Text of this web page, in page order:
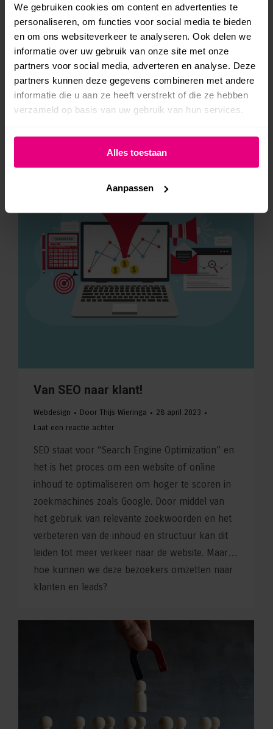
We gebruiken cookies om content en advertenties te
personaliseren, om functies voor social media te bieden
en om ons websiteverkeer te analyseren. Ook delen we
informatie over uw gebruik van onze site met onze
partners voor social media, adverteren en analyse. Deze
partners kunnen deze gegevens combineren met andere
informatie die u aan ze heeft verstrekt of die ze hebben
verzameld op basis van uw gebruik van hun services.
Alles toestaan
Aanpassen
(EAA) van kracht. De wet heeft als doel om de
drempel voor mensen met een beperking te
verlagen bij het gebruik van websites en
webshops. Maar wat houdt deze wet precies in,
en wat moet je als ondernemer doen om te
voldoen aan de eisen?
Van SEO naar klant!
Webdesign Door Thijs Wieringa
28 april 2023
Laat een reactie achter
SEO staat voor “Search Engine Optimization” en
het is het proces om een website of online
inhoud te optimaliseren om hoger te scoren in
zoekmachines zoals Google. Door middel van
het gebruik van relevante zoekwoorden en het
verbeteren van de inhoud en structuur kan dit
leiden tot meer verkeer naar de website. Maar…
hoe kunnen we deze bezoekers omzetten naar
klanten en leads?